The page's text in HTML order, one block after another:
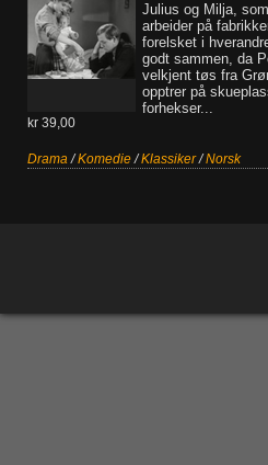
Julius og Milja,
arbeider på
forelsket i
godt sammen, da
velkjent tøs fra
opptrer på
forhekser...
kr 39,00
Drama/Komedie/Klassiker/Norsk